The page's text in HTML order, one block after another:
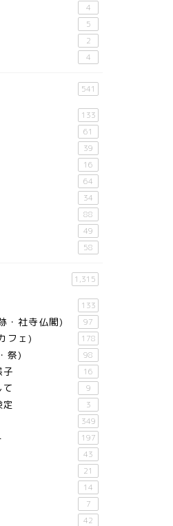
4
5
2
4
541
133
61
39
16
64
34
88
49
58
1,315
133
・社寺仏閣) 97
フェ) 178
祭) 98
子 16
9
3
349
197
43
21
14
7
42